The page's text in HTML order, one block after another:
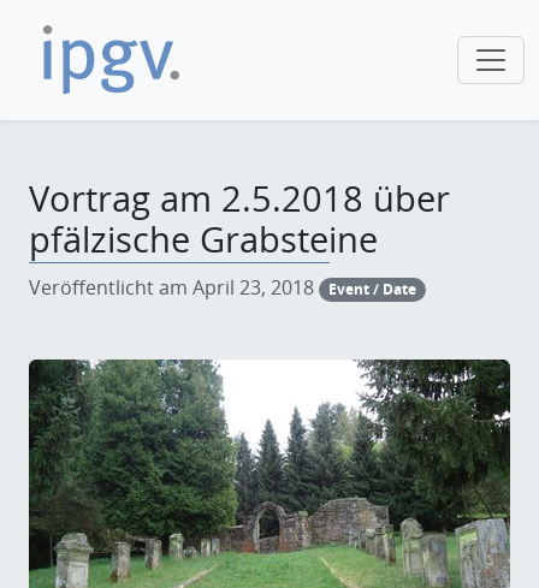
Vortrag am 2.5.2018 über
pfälzische Grabsteine
Veröffentlicht am April 23, 2018 Event / Date